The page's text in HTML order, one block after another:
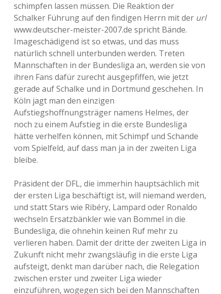
schimpfen lassen müssen. Die Reaktion der
Schalker Führung auf den findigen Herrn mit der url
www.deutscher-meister-2007.de spricht Bände.
Imageschädigend ist so etwas, und das muss
natürlich schnell unterbunden werden. Treten
Mannschaften in der Bundesliga an, werden sie von
ihren Fans dafür zurecht ausgepfiffen, wie jetzt
gerade auf Schalke und in Dortmund geschehen. In
Köln jagt man den einzigen
Aufstiegshoffnungsträger namens Helmes, der
noch zu einem Aufstieg in die erste Bundesliga
hätte verhelfen können, mit Schimpf und Schande
vom Spielfeld, auf dass man ja in der zweiten Liga
bleibe.
Präsident der DFL, die immerhin hauptsächlich mit
der ersten Liga beschäftigt ist, will niemand werden,
und statt Stars wie Ribéry, Lampard oder Ronaldo
wechseln Ersatzbänkler wie van Bommel in die
Bundesliga, die ohnehin keinen Ruf mehr zu
verlieren haben. Damit der dritte der zweiten Liga in
Zukunft nicht mehr zwangsläufig in die erste Liga
aufsteigt, denkt man darüber nach, die Relegation
zwischen erster und zweiter Liga wieder
einzuführen, wogegen sich bei den Mannschaften